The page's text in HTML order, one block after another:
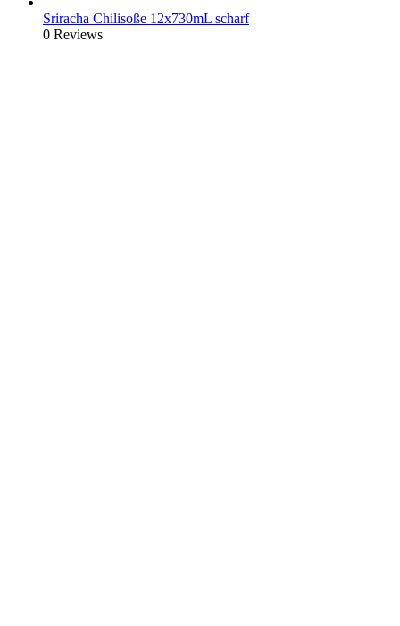
Sriracha Chilisoße 12x730mL scharf
0 Reviews